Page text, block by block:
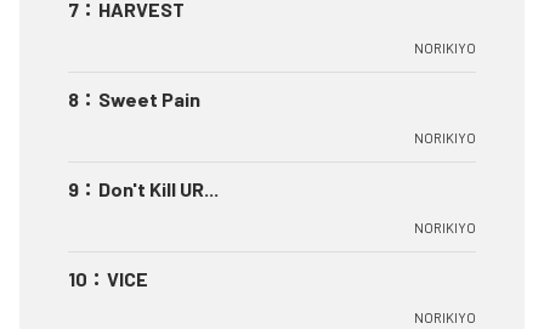
7 ： HARVEST
NORIKIYO
8 ： Sweet Pain
NORIKIYO
9 ： Don't Kill UR...
NORIKIYO
10 ： VICE
NORIKIYO